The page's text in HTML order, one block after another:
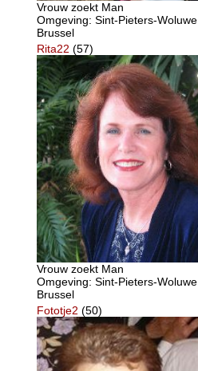
Vrouw zoekt Man
Omgeving: Sint-Pieters-Woluwe
Brussel
Rita22 (57)
Vrouw zoekt Man
Omgeving: Sint-Pieters-Woluwe
Brussel
Fototje2 (50)